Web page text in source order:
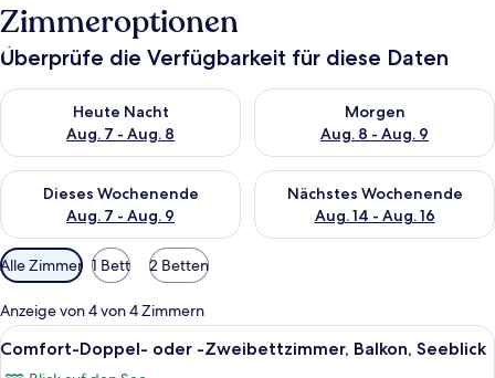
Zimmeroptionen
Überprüfe die Verfügbarkeit für diese Daten
Heute Nacht
Aug. 7 - Aug. 8
Überprüfe die Verfügbarkeit für heute Nacht, Aug. 7 - Aug. 8.
Morgen
Aug. 8 - Aug. 9
Überprüfe die Verfügbarkeit
Dieses Wochenende
Aug. 7 - Aug. 9
Überprüfe die Verfügbarkeit für dieses Wochenende, Aug. 7
Nächstes Wochenende
Aug. 14 - Aug. 16
Überprüfe die Verfügbarkeit
Verfügbare
Filter
für
Zimmer
Alle Zimmer 1 Bett 2 Betten
Anzeige von 4 von 4 Zimmern
Alle
Fotos
Ein Hotelzimmer mit einem Bett,
6
Comfort-Doppel- oder -Zweibettzimmer, Balkon, Seeblick